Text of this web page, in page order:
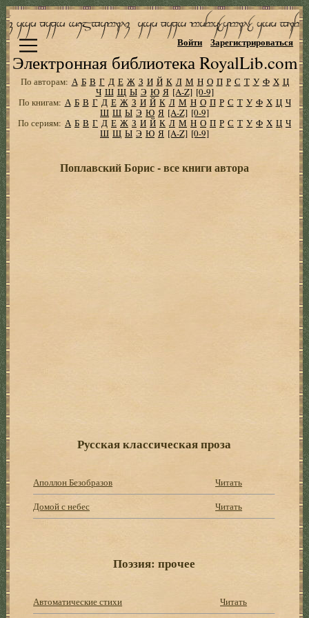
Электронная библиотека RoyalLib.com
Войти Зарегистрироваться
По авторам: А Б В Г Д Е Ж З И Й К Л М Н О П Р С Т У Ф Х Ц
Ч Ш Щ Ы Э Ю Я [A-Z] [0-9]
По книгам: А Б В Г Д Е Ж З И Й К Л М Н О П Р С Т У Ф Х Ц Ч
Ш Щ Ы Э Ю Я [A-Z] [0-9]
По сериям: А Б В Г Д Е Ж З И Й К Л М Н О П Р С Т У Ф Х Ц Ч
Ш Щ Ы Э Ю Я [A-Z] [0-9]
Поплавский Борис - все книги автора
Русская классическая проза
Аполлон Безобразов
Читать
Домой с небес
Читать
Поэзия: прочее
Автоматические стихи Читать